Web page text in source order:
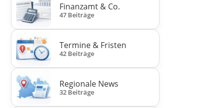
Finanzamt & Co.
47 Beiträge
Termine & Fristen
42 Beiträge
Regionale News
32 Beiträge